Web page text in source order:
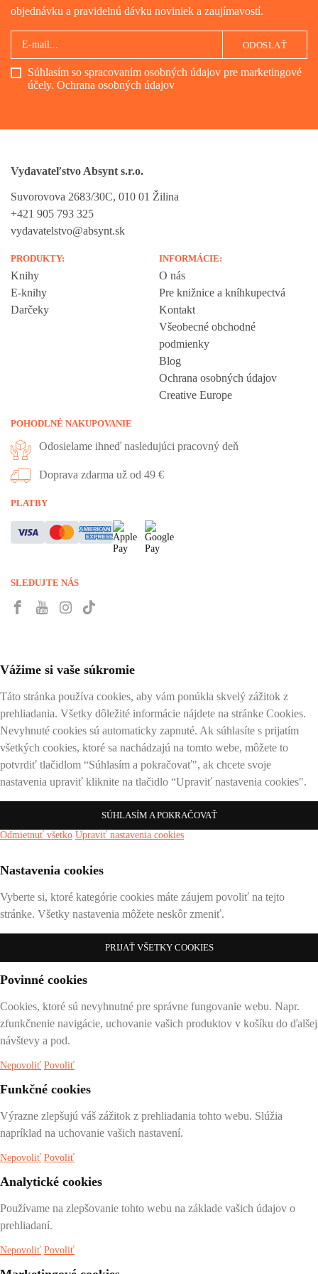
objednávku a pravidelnú dávku noviniek a zaujímavostí.
Súhlasím so spracovaním osobných údajov pre marketingové
účely. Ochrana osobných údajov
ODOSLAŤ
Vydavateľstvo Absynt s.r.o.
Suvorovova 2683/30C, 010 01 Žilina
+421 905 793 325
vydavatelstvo@absynt.sk
PRODUKTY:
Knihy
E-knihy
Darčeky
INFORMÁCIE:
O nás
Pre knižnice a kníhkupectvá
Kontakt
Všeobecné obchodné
podmienky
Blog
Ochrana osobných údajov
Creative Europe
POHODLNÉ NAKUPOVANIE
Odosielame ihneď nasledujúci pracovný deň
Doprava zdarma už od 49 €
PLATBY
SLEDUJTE NÁS
Vážime si vaše súkromie
Táto stránka používa cookies, aby vám ponúkla skvelý zážitok z
prehliadania. Všetky dôležité informácie nájdete na stránke Cookies.
Nevyhnuté cookies sú automaticky zapnuté. Ak súhlasíte s prijatím
všetkých cookies, ktoré sa nachádzajú na tomto webe, môžete to
potvrdiť tlačidlom “Súhlasím a pokračovať", ak chcete svoje
nastavenia upraviť kliknite na tlačidlo “Upraviť nastavenia cookies".
SÚHLASÍM A POKRAČOVAŤ
Odmietnuť všetko Upraviť nastavenia cookies
Nastavenia cookies
Vyberte si, ktoré kategórie cookies máte záujem povoliť na tejto
stránke. Všetky nastavenia môžete neskôr zmeniť.
PRIJAŤ VŠETKY COOKIES
Povinné cookies
Cookies, ktoré sú nevyhnutné pre správne fungovanie webu. Napr.
zfunkčnenie navigácie, uchovanie vašich produktov v košíku do ďalšej
návštevy a pod.
Nepovoliť Povoliť
Funkčné cookies
Výrazne zlepšujú váš zážitok z prehliadania tohto webu. Slúžia
napríklad na uchovanie vašich nastavení.
Nepovoliť Povoliť
Analytické cookies
Používame na zlepšovanie tohto webu na základe vašich údajov o
prehliadaní.
Nepovoliť Povoliť